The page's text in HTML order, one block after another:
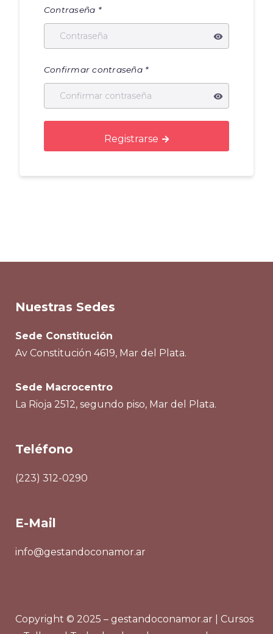
Contraseña *
Confirmar contraseña *
Registrarse
Nuestras Sedes
Sede Constitución
Av Constitución 4619, Mar del Plata.
Sede Macrocentro
La Rioja 2512, segundo piso, Mar del Plata.
Teléfono
(223) 312-0290
E-Mail
info@gestandoconamor.ar
Copyright © 2025 – gestandoconamor.ar | Cursos